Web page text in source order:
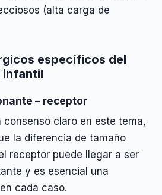
(alta carga de
específicos del
infantil
– receptor
consenso claro en este tema,
la diferencia de tamaño
receptor puede llegar a ser
y es esencial una
cada caso.